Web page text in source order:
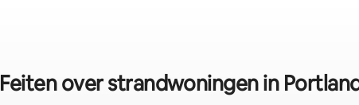
Feiten over strandwoningen in